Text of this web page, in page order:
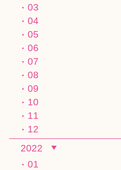
03
04
05
06
07
08
09
10
11
12
2022
01